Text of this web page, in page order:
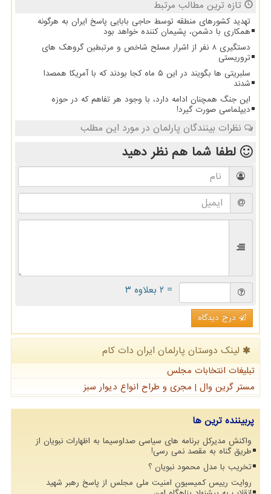
تازه ترین مطالب مرتبط
تهدید کشورهای منطقه توسط حاجی بابایی پاسخ ایران به هرگونه
همکاری با دشمن، پشیمان کننده خواهد بود
دستگیری 8 نفر از اشرار مسلح شاخص و مرتبطین گروهک های
تروریستی
سلبریتی ها بگویند در این ۵ ماه کجا بودند که با آمریکا همصدا
شدند
این جنگ همچنان ادامه دارد، با وجود هر تفاهم که در حوزه
دیپلماسی صورت گیرد!
نظرات بینندگان پارلمان در مورد این مطلب
لطفا شما همنظر دهید
= ۲ بعلاوه ۳
درج دیدگاه
لینک دوستان پارلمان ایران دات كام
تبلیغات انتخابات مجلس
مستر گرین وال | مجری و طراح انواع دیوار سبز
پربیننده ترین ها
واکنش مدیرکل برنامه های سیاسی صداوسیما به اظهارات نبویان از
طریق گناه به مقصد نمی رسی!
تخریب با مدل محمود نبویان ؟
روایت رییس کمیسیون امنیت ملی مجلس از پاسخ رهبر شهید